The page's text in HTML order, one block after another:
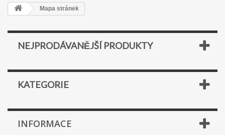
Mapa stránek
NEJPRODÁVANĚJŠÍ PRODUKTY
KATEGORIE
INFORMACE